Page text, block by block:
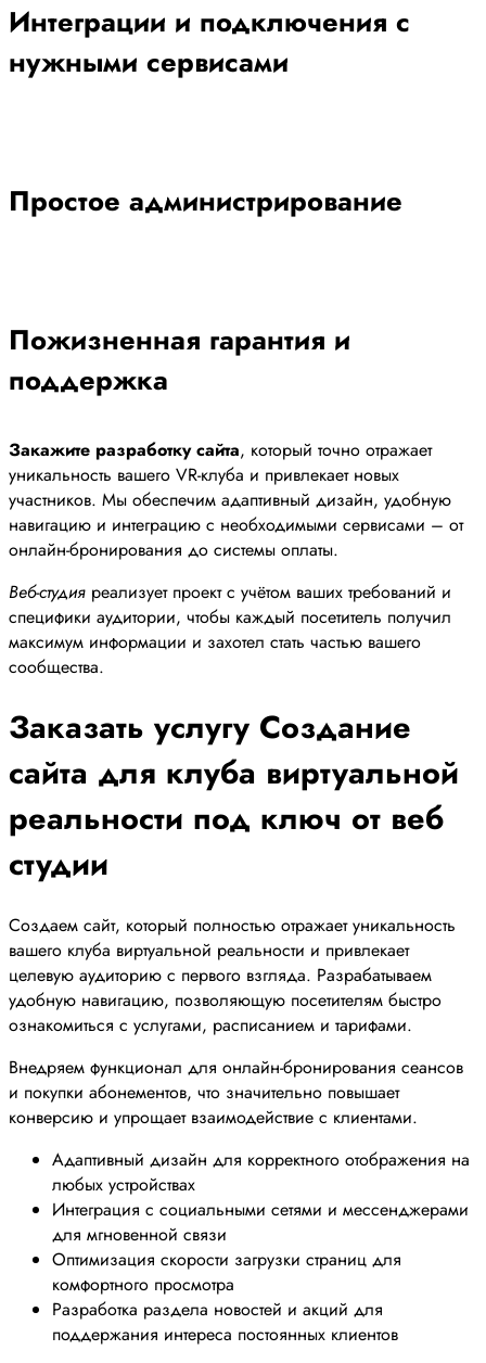
Интеграции и подключения с
нужными сервисами
Простое администрирование
Пожизненная гарантия и
поддержка
Закажите разработку сайта, который точно отражает
уникальность вашего VR-клуба и привлекает новых
участников. Мы обеспечим адаптивный дизайн, удобную
навигацию и интеграцию с необходимыми сервисами – от
онлайн-бронирования до системы оплаты.
Веб-студия реализует проект с учётом ваших требований и
специфики аудитории, чтобы каждый посетитель получил
максимум информации и захотел стать частью вашего
сообщества.
Заказать услугу Создание
сайта для клуба виртуальной
реальности под ключ от веб
студии
Создаем сайт, который полностью отражает уникальность
вашего клуба виртуальной реальности и привлекает
целевую аудиторию с первого взгляда. Разрабатываем
удобную навигацию, позволяющую посетителям быстро
ознакомиться с услугами, расписанием и тарифами.
Внедряем функционал для онлайн-бронирования сеансов
и покупки абонементов, что значительно повышает
конверсию и упрощает взаимодействие с клиентами.
Адаптивный дизайн для корректного отображения на
любых устройствах
Интеграция с социальными сетями и мессенджерами
для мгновенной связи
Оптимизация скорости загрузки страниц для
комфортного просмотра
Разработка раздела новостей и акций для
поддержания интереса постоянных клиентов